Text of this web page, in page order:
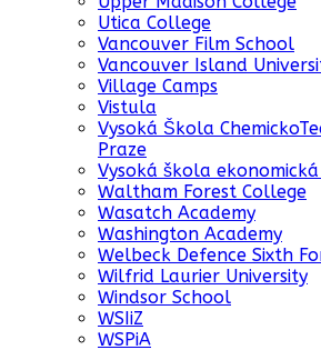
Utica College
Vancouver Film School
Vancouver Island
Village Camps
Vistula
Vysoká Škola
Praze
Vysoká škola
Waltham Forest College
Wasatch Academy
Washington Academy
Welbeck Defence Sixth
Wilfrid Laurier University
Windsor School
WSIiZ
WSPiA